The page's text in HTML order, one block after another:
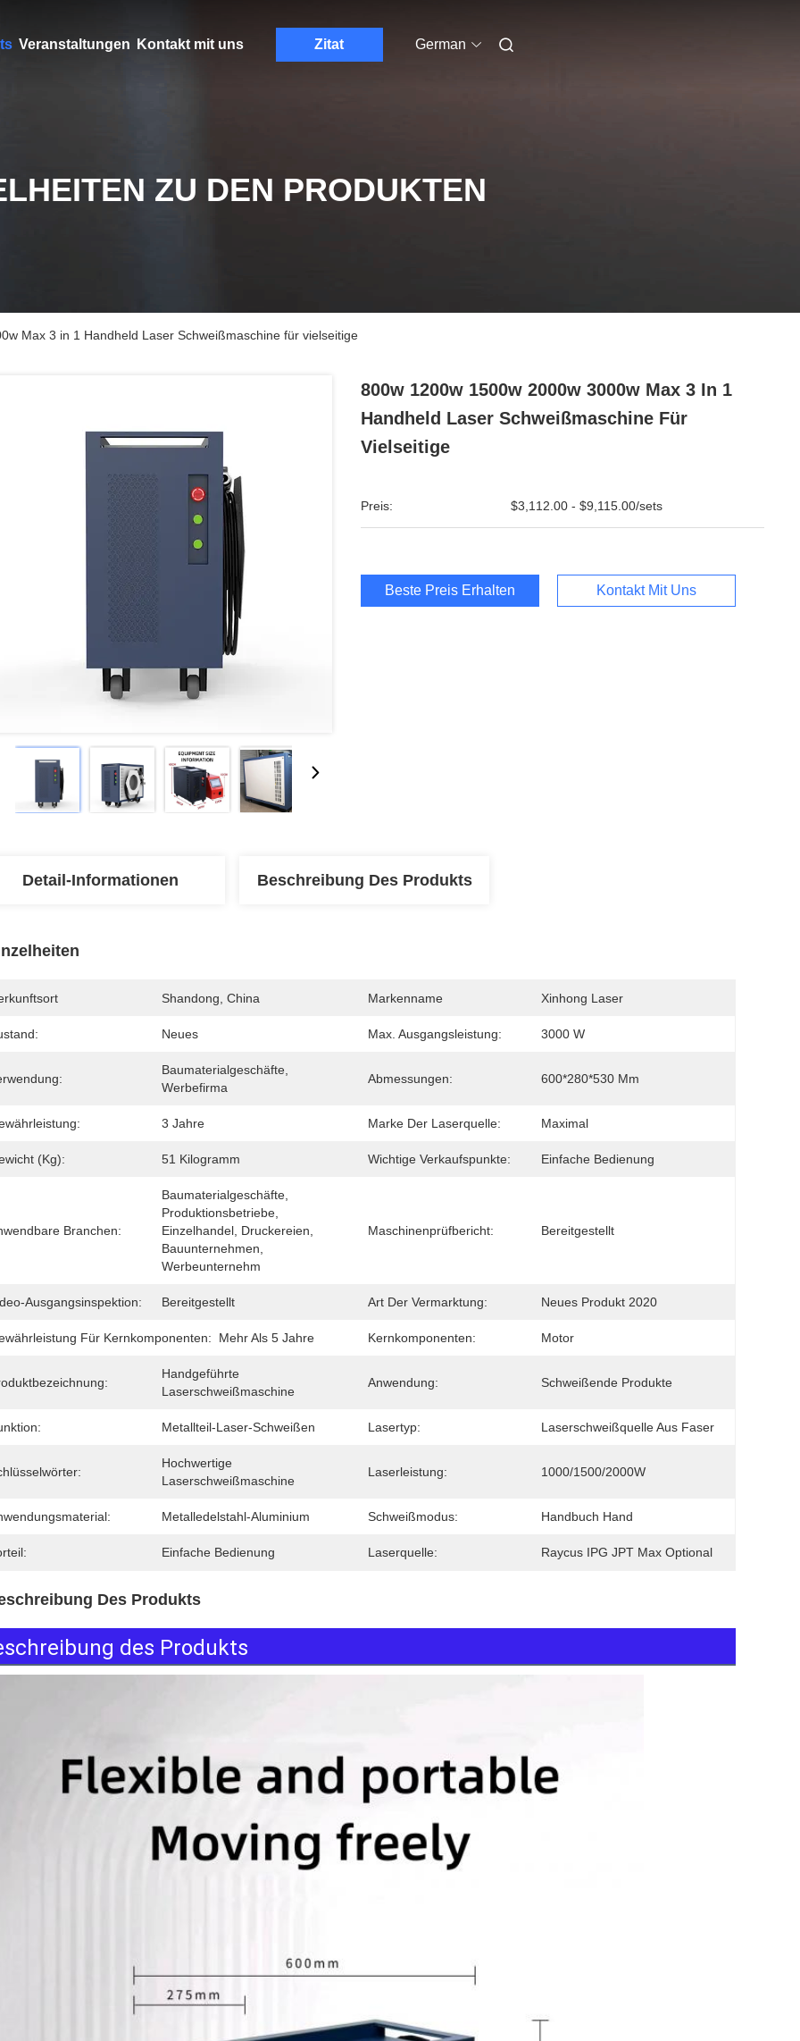
Veranstaltungen Kontakt mit uns Zitat German
ZU DEN PRODUKTEN
Max 3 in 1 Handheld Laser Schweißmaschine für vielseitige
800w 1200w 1500w 2000w 3000w Max 3 In 1
Handheld Laser Schweißmaschine Für
Vielseitige
Preis: $3,112.00 - $9,115.00/sets
Beste Preis Erhalten Kontakt Mit Uns
Detail-Informationen Beschreibung Des Produkts
Shandong, China Markenname Xinhong Laser
Neues Max. Ausgangsleistung: 3000 W
Baumaterialgeschäfte,
Werbefirma
Abmessungen: 600*280*530 Mm
3 Jahre Marke Der Laserquelle: Maximal
(Kg): 51 Kilogramm Wichtige Verkaufspunkte: Einfache Bedienung
Branchen:
Baumaterialgeschäfte,
Produktionsbetriebe,
Einzelhandel, Druckereien,
Bauunternehmen,
Werbeunternehm
Maschinenprüfbericht: Bereitgestellt
Ausgangsinspektion: Bereitgestellt Art Der Vermarktung: Neues Produkt 2020
Für Kernkomponenten: Mehr Als 5 Jahre Kernkomponenten: Motor
Handgeführte
Laserschweißmaschine
Anwendung: Schweißende Produkte
Metallteil-Laser-Schweißen Lasertyp: Laserschweißquelle Aus Faser
Hochwertige
Laserschweißmaschine
Laserleistung: 1000/1500/2000W
Metalledelstahl-Aluminium Schweißmodus: Handbuch Hand
Einfache Bedienung Laserquelle: Raycus IPG JPT Max Optional
Des Produkts
des Produkts